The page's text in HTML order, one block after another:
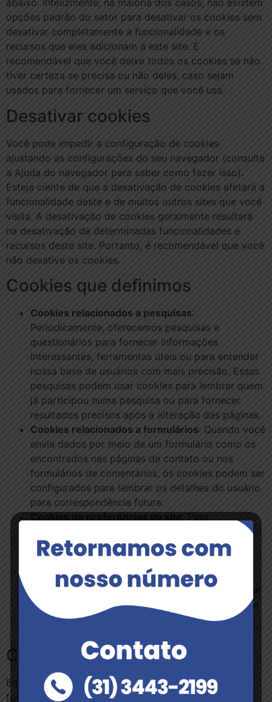
abaixo. Infelizmente, na maioria dos casos, não existem
opções padrão do setor para desativar os cookies sem
desativar completamente a funcionalidade e os
recursos que eles adicionam a este site. É
recomendável que você deixe todos os cookies se não
tiver certeza se precisa ou não deles, caso sejam
usados ​​para fornecer um serviço que você usa.
Desativar cookies
Você pode impedir a configuração de cookies
ajustando as configurações do seu navegador (consulte
a Ajuda do navegador para saber como fazer isso).
Esteja ciente de que a desativação de cookies afetará a
funcionalidade deste e de muitos outros sites que você
visita. A desativação de cookies geralmente resultará
na desativação de determinadas funcionalidades e
recursos deste site. Portanto, é recomendável que você
não desative os cookies.
Cookies que definimos
Cookies relacionados a pesquisas:
Periodicamente, oferecemos pesquisas e
questionários para fornecer informações
interessantes, ferramentas úteis ou para entender
nossa base de usuários com mais precisão. Essas
pesquisas podem usar cookies para lembrar quem
já participou numa pesquisa ou para fornecer
resultados precisos após a alteração das páginas.
Cookies relacionados a formulários: Quando você
envia dados por meio de um formulário como os
encontrados nas páginas de contato ou nos
formulários de comentários, os cookies podem ser
configurados para lembrar os detalhes do usuário
para correspondência futura.
proporcionar uma ótima experiência neste site,
fornecemos a funcionalidade para definir suas
quando você o usa. Para lembrar suas
preferências, precisamos definir cookies para que
essas informações possam ser chamadas sempre
que você interagir com uma página que for
Cookies de Terceiros
Em alguns casos especiais, também usamos cookies
fornecidos por terceiros confiáveis. A seção a seguir